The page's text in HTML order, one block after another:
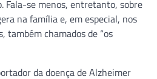
Fala-se menos, entretanto, sobre
na família e, em especial, nos
também chamados de “os
da doença de Alzheimer